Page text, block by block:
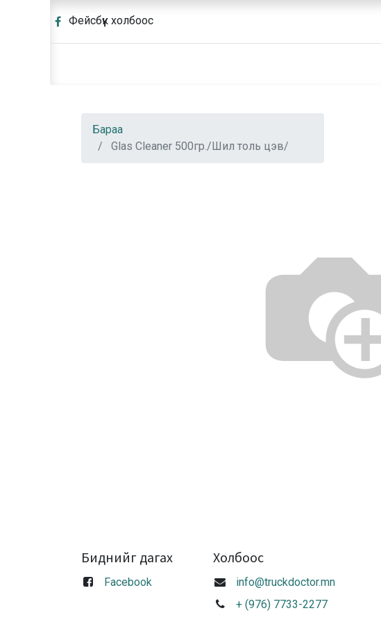
Фейсбүүк холбоос
Бараа
Glas Cleaner 500гр./Шил толь цэв/
Биднийг дагах
Facebook
Холбоос
info@truckdoctor.mn
+ (976) 7733-2277